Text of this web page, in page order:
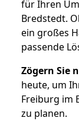
für Ihren
Bredstedt.
ein großes
passende
Zögern Sie
heute, um
Freiburg im
zu planen.